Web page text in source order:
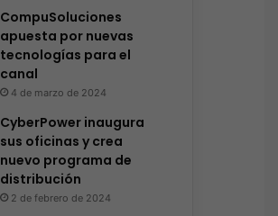
CompuSoluciones
apuesta por nuevas
tecnologías para el
canal
4 de marzo de 2024
CyberPower inaugura
sus oficinas y crea
nuevo programa de
distribución
2 de febrero de 2024